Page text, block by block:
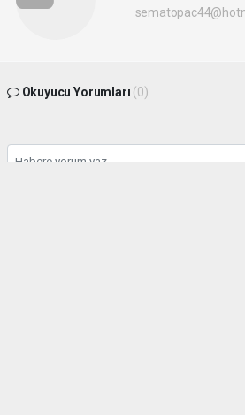
Okuyucu Yorumları (0)